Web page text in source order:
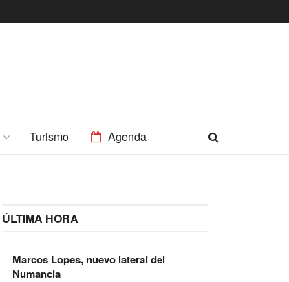
Turismo Agenda
ÚLTIMA HORA
Marcos Lopes, nuevo lateral del
Numancia